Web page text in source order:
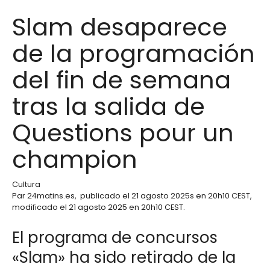
Slam desaparece
de la programación
del fin de semana
tras la salida de
Questions pour un
champion
Cultura
Par24matins.es, publicado el 21 agosto 2025s en 20h10 CEST,
modificado el 21 agosto 2025 en 20h10 CEST.
El programa de concursos
«Slam» ha sido retirado de la